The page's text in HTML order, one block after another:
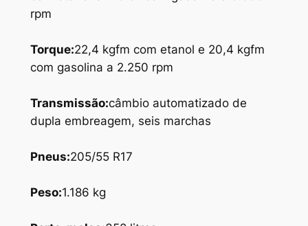
rpm
Torque:22,4 kgfm com etanol e 20,4 kgfm
com gasolina a 2.250 rpm
Transmissão:câmbio automatizado de
dupla embreagem, seis marchas
Pneus:205/55 R17
Peso:1.186 kg